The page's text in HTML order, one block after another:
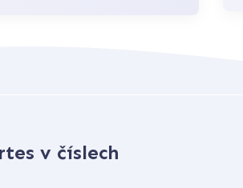
v číslech